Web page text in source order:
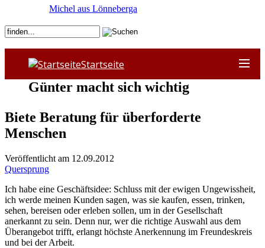
Startseite
Günter macht sich wichtig
Biete Beratung für überforderte
Menschen
Veröffentlicht am 12.09.2012
Quersprung
Ich habe eine Geschäftsidee: Schluss mit der ewigen Ungewissheit,
ich werde meinen Kunden sagen, was sie kaufen, essen, trinken,
sehen, bereisen oder erleben sollen, um in der Gesellschaft
anerkannt zu sein. Denn nur, wer die richtige Auswahl aus dem
Überangebot trifft, erlangt höchste Anerkennung im Freundeskreis
und bei der Arbeit.
Michel aus Lönneberga